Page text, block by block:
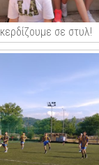
κερδίζουμε σε στυλ!